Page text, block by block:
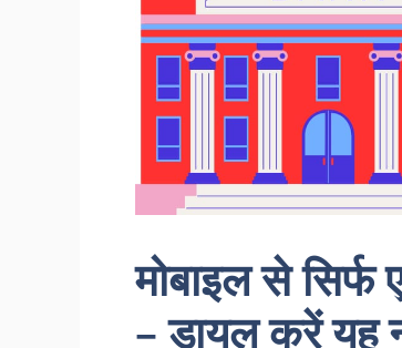
मोबाइल से
– डायल करें